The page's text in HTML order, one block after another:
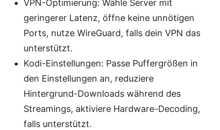
VPN-Optimierung: Wähle Server mit
geringerer Latenz, öffne keine unnötigen
Ports, nutze WireGuard, falls dein VPN das
unterstützt.
Kodi-Einstellungen: Passe Puffergrößen in
den Einstellungen an, reduziere
Hintergrund-Downloads während des
Streamings, aktiviere Hardware-Decoding,
falls unterstützt.